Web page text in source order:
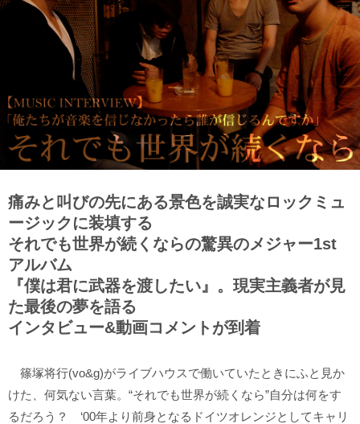
痛みと叫びの先にある景色を誠実なロックミュ
ージックに装填する
それでも世界が続くならの驚異のメジャー1st
アルバム
『僕は君に武器を渡したい』。現実主義者が見
た最後の夢を語る
インタビュー&動画コメントが到着
篠塚将行(vo&g)がライブハウスで働いていたときにふと見か
けた、何気ない言葉。“それでも世界が続くなら”自分は何をす
るだろう？ ‘00年より前身となるドイツオレンジとしてキャリ